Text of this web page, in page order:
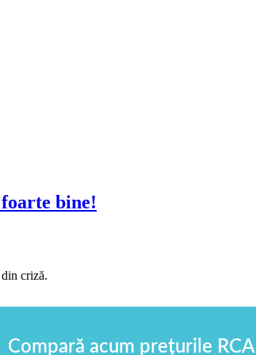
bine!
criză.
Compară acum prețurile RCA